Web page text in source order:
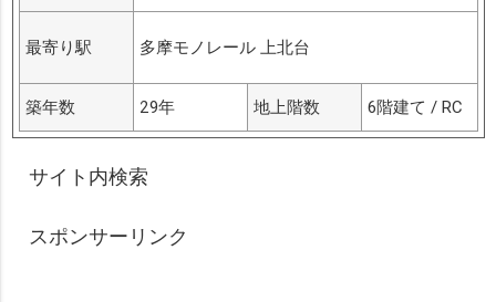
最寄り駅 多摩モノレール 上北台
築年数 29年 地上階数 6階建て / RC
サイト内検索
スポンサーリンク